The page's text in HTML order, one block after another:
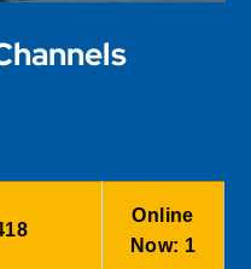
Online
Now: 1